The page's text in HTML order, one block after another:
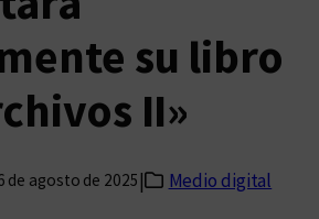
su libro
II»
de agosto de 2025 | Medio digital